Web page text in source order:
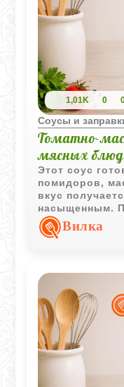
1,01K 0
Соусы и
Томатно-
мясных блюд
Этот соус
помидоров,
вкус
насыщенным.
томатная
хорошоВилка